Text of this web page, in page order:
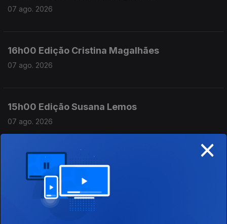
07 ago. 2026
16h00 Edição Cristina Magalhães
07 ago. 2026
15h00 Edição Susana Lemos
07 ago. 2026
14h00 Edição Susana Lemos
07 ago. 2026
×